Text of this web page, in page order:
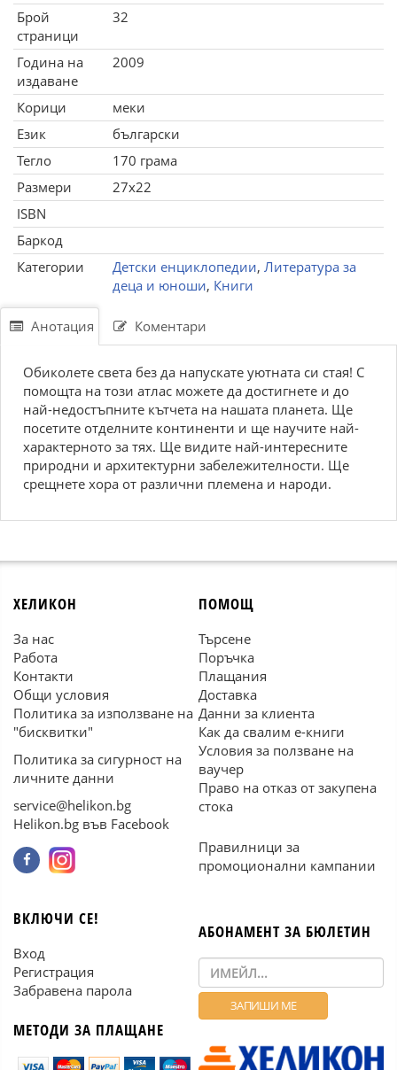
Брой
страници
32
Година на
издаване
2009
Корици
меки
Език
български
Тегло
170 грама
Размери
27x22
ISBN
Баркод
Категории
Детски енциклопедии, Литература за
деца и юноши, Книги
Анотация Коментари
Обиколете света без да напускате уютната си стая! С
помощта на този атлас можете да достигнете и до
най-недостъпните кътчета на нашата планета. Ще
посетите отделните континенти и ще научите най-
характерното за тях. Ще видите най-интересните
природни и архитектурни забележителности. Ще
срещнете хора от различни племена и народи.
ХЕЛИКОН
За нас
Работа
Контакти
Общи условия
Политика за използване на
"бисквитки"
Политика за сигурност на
личните данни
service@helikon.bg
Helikon.bg във Facebook
ПОМОЩ
Търсене
Поръчка
Плащания
Доставка
Данни за клиента
Как да свалим е-книги
Условия за ползване на
ваучер
Право на отказ от закупена
стока
Правилници за
промоционални кампании
ВКЛЮЧИ СЕ!
Вход
Регистрация
Забравена парола
МЕТОДИ ЗА ПЛАЩАНЕ
АБОНАМЕНТ ЗА БЮЛЕТИН